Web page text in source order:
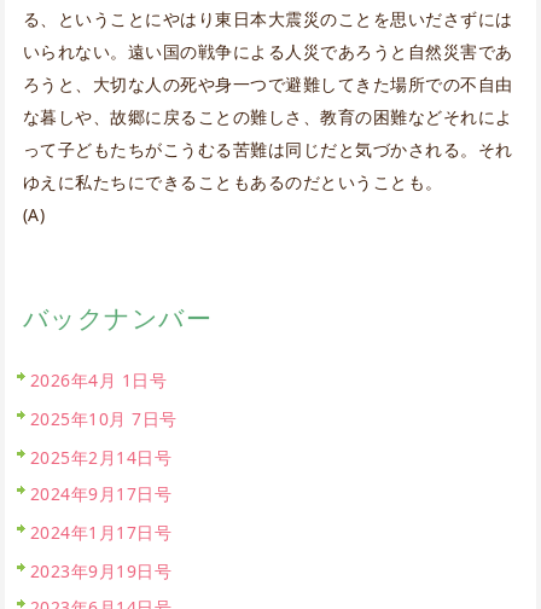
る、ということにやはり東日本大震災のことを思いださずには
いられない。遠い国の戦争による人災であろうと自然災害であ
ろうと、大切な人の死や身一つで避難してきた場所での不自由
な暮しや、故郷に戻ることの難しさ、教育の困難などそれによ
って子どもたちがこうむる苦難は同じだと気づかされる。それ
ゆえに私たちにできることもあるのだということも。
(A)
バックナンバー
2026年4月 1日号
2025年10月 7日号
2025年2月14日号
2024年9月17日号
2024年1月17日号
2023年9月19日号